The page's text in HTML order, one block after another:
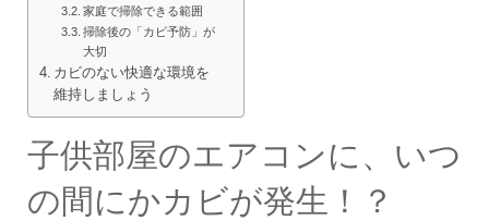
家庭で掃除できる範囲
掃除後の「カビ予防」が
大切
カビのない快適な環境を
維持しましょう
子供部屋のエアコンに、いつ
の間にかカビが発生！？